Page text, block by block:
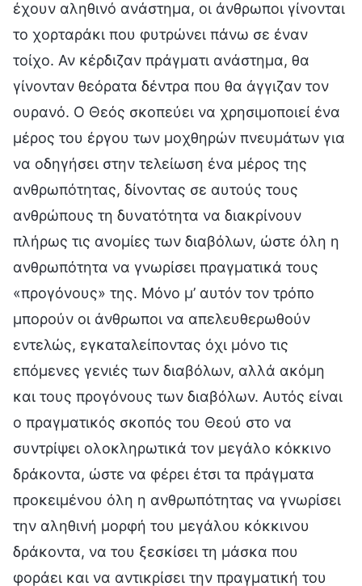
έχουν αληθινό ανάστημα, οι άνθρωποι γίνονται
το χορταράκι που φυτρώνει πάνω σε έναν
τοίχο. Αν κέρδιζαν πράγματι ανάστημα, θα
γίνονταν θεόρατα δέντρα που θα άγγιζαν τον
ουρανό. Ο Θεός σκοπεύει να χρησιμοποιεί ένα
μέρος του έργου των μοχθηρών πνευμάτων για
να οδηγήσει στην τελείωση ένα μέρος της
ανθρωπότητας, δίνοντας σε αυτούς τους
ανθρώπους τη δυνατότητα να διακρίνουν
πλήρως τις ανομίες των διαβόλων, ώστε όλη η
ανθρωπότητα να γνωρίσει πραγματικά τους
«προγόνους» της. Μόνο μ’ αυτόν τον τρόπο
μπορούν οι άνθρωποι να απελευθερωθούν
εντελώς, εγκαταλείποντας όχι μόνο τις
επόμενες γενιές των διαβόλων, αλλά ακόμη
και τους προγόνους των διαβόλων. Αυτός είναι
ο πραγματικός σκοπός του Θεού στο να
συντρίψει ολοκληρωτικά τον μεγάλο κόκκινο
δράκοντα, ώστε να φέρει έτσι τα πράγματα
προκειμένου όλη η ανθρωπότητας να γνωρίσει
την αληθινή μορφή του μεγάλου κόκκινου
δράκοντα, να του ξεσκίσει τη μάσκα που
φοράει και να αντικρίσει την πραγματική του